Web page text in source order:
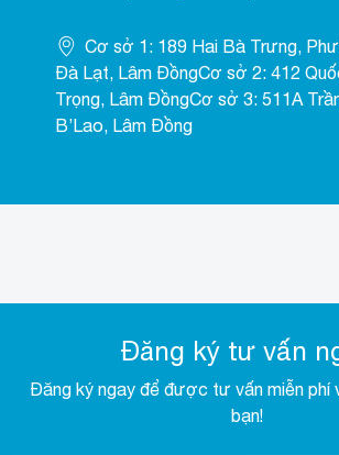
Cơ sở 1: 189 Hai Bà Trưng,
Đà Lạt, Lâm ĐồngCơ sở 2: 412
Trọng, Lâm ĐồngCơ sở 3: 511A
B’Lao, Lâm Đồng
Đăng ký tư vấn
Đăng ký ngay để được tư vấn miễn phí
bạn!